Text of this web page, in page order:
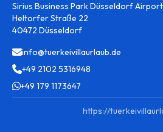
Sirius Business Park Düsseldorf Airport
Heltorfer Straße 22
40472 Düsseldorf
info@tuerkeivillaurlaub.de
+49 2102 5316948
+49 179 1173647
https://